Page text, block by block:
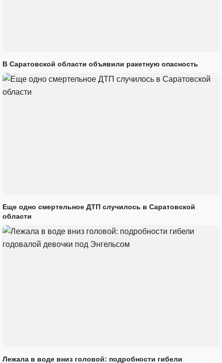
В Саратовской области объявили ракетную опасность
Еще одно смертельное ДТП случилось в Саратовской
области
Лежала в воде вниз головой: подробности гибели